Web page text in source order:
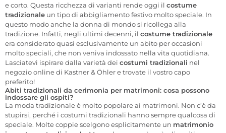
e corto. Questa ricchezza di varianti rende oggi il costume
tradizionale un tipo di abbigliamento festivo molto speciale. In
questo modo anche la donna di mondo si ricollega alla
tradizione. Infatti, negli ultimi decenni, il costume tradizionale
era considerato quasi esclusivamente un abito per occasioni
molto speciali, che non veniva indossato nella vita quotidiana.
Lasciatevi ispirare dalla varietà dei costumi tradizionali nel
negozio online di Kastner & Öhler e trovate il vostro capo
preferito!
Abiti tradizionali da cerimonia per matrimoni: cosa possono
indossare gli ospiti?
La moda tradizionale è molto popolare ai matrimoni. Non c’è da
stupirsi, perché i costumi tradizionali hanno sempre qualcosa di
speciale. Molte coppie scelgono esplicitamente un matrimonio